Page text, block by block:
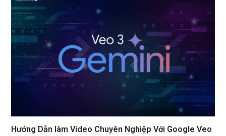
Hướng Dẫn làm Video Chuyên Nghiệp Với Google Veo